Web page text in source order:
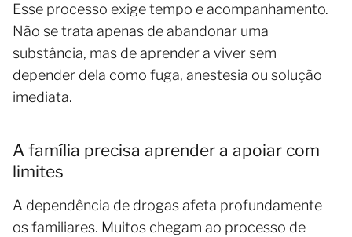
Esse processo exige tempo e acompanhamento.
Não se trata apenas de abandonar uma
substância, mas de aprender a viver sem
depender dela como fuga, anestesia ou solução
imediata.
A família precisa aprender a apoiar com
limites
A dependência de drogas afeta profundamente
os familiares. Muitos chegam ao processo de